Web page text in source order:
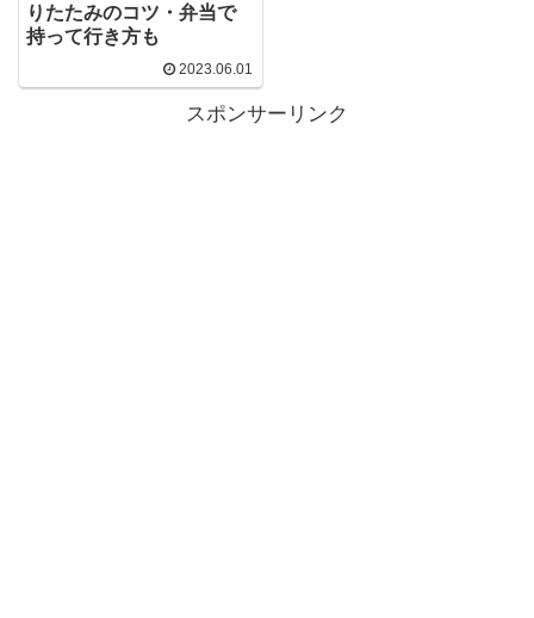
りたたみのコツ・弁当で
持って行き方も
2023.06.01
スポンサーリンク